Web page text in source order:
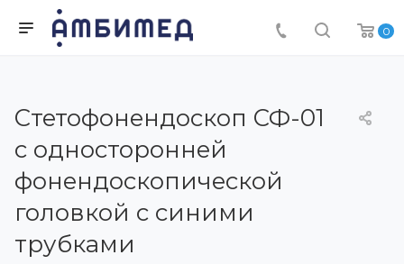
0
Стетофонендоскоп СФ-01
с односторонней
фонендоскопической
головкой с синими
трубками